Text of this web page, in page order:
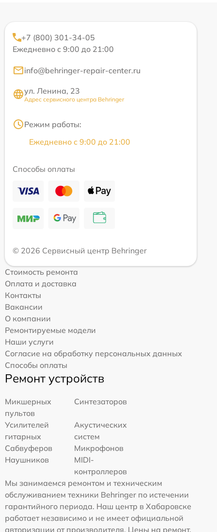
+7 (800) 301-34-05
Ежедневно с 9:00 до 21:00
info@behringer-repair-center.ru
ул. Ленина, 23
Адрес сервисного центра Behringer
Режим работы:
Ежедневно с 9:00 до 21:00
Способы оплаты
© 2026 Сервисный центр Behringer
Стоимость ремонта
Оплата и доставка
Контакты
Вакансии
О компании
Ремонтируемые модели
Наши услуги
Согласие на обработку персональных данных
Способы оплаты
Ремонт устройств
Микшерных
пультов
Синтезаторов
Усилителей
гитарных
Акустических
систем
Сабвуферов
Микрофонов
Наушников
MIDI-
контроллеров
Мы занимаемся ремонтом и техническим
обслуживанием техники Behringer по истечении
гарантийного периода. Наш центр в Хабаровске
работает независимо и не имеет официальной
авторизации от производителя. Цены на ремонт,